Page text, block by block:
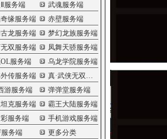
服务端
武魂服务端
缘服务端
赤壁服务端
龙服务端
梦幻龙族服务端
双服务端
凤舞天骄服务端
服务端
乌龙学院服务端
传服务端
真·武侠无双服务端
游服务端
弹弹堂服务端
克服务端
霸王大陆服务端
服务端
手机游戏服务端
务端
更多分类